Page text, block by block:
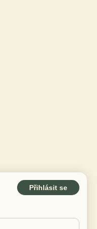
Přihlásit se